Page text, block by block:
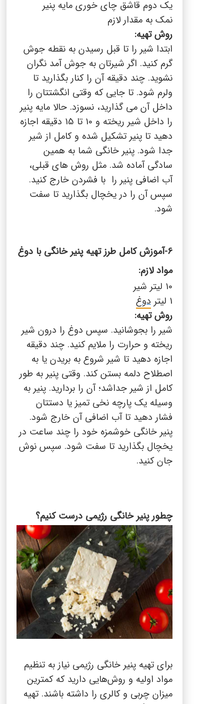
یک دوم قاشق چای خوری مایه پنیر
نمک به مقدار لازم
روش تهیه:
ابتدا شیر را تا قبل رسیدن به نقطه جوش
گرم کنید. اگر شیرتان به جوش آمد نگران
نشوید. چند دقیقه آن را کنار بگذارید تا
ولرم شود. تا جایی که وقتی انگشتتان را
داخل آن می گذارید، نسوزد. حالا مایه پنیر
را داخل شیر ریخته و 10 تا 15 دقیقه اجازه
دهید تا پنیر تشکیل شده و کامل از شیر
جدا شود. پنیر خانگی شما به همین
سادگی آماده شد. مثل روش های قبلی،
آب اضافی پنیر را با فشردن خارج کنید.
سپس آن را در یخچال بگذارید تا سفت
شود.
-6آموزش کامل طرز تهیه پنیر خانگی با دوغ
مواد لازم:
10 لیتر شیر
1 لیتر
دوغ
روش تهیه:
شیر را بجوشانید. سپس دوغ را درون شیر
ریخته و حرارت را ملایم کنید. چند دقیقه
اجازه دهید تا شیر شروع به بریدن یا به
اصطلاح دلمه بستن کند. وقتی پنیر به طور
کامل از شیر جداشد؛ آن را بردارید. پنیر به
وسیله یک پارچه نخی تمیز یا دستتان
فشار دهید تا آب اضافی آن خارج شود.
پنیر خانگی خوشمزه خود را چند ساعت در
یخچال بگذارید تا سفت شود. سپس نوش
جان کنید.
چطور پنیر خانگی رژیمی درست کنیم؟
برای تهیه پنیر خانگی رژیمی نیاز به تنظیم
مواد اولیه و روش‌هایی دارید که کمترین
میزان چربی و کالری را داشته باشند. تهیه